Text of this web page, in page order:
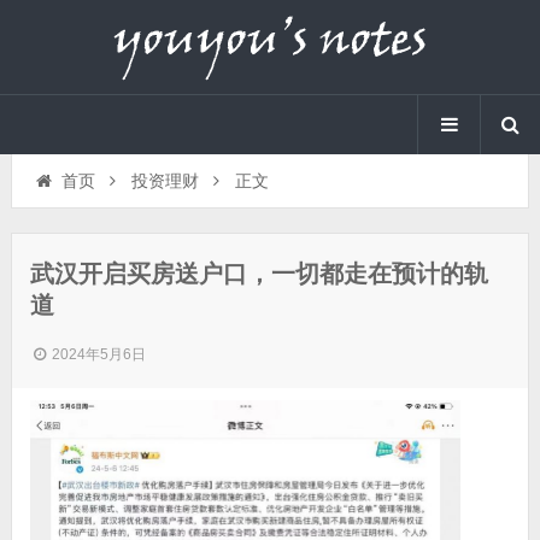
首页 投资理财 正文
武汉开启买房送户口，一切都走在预计的轨
道
2024年5月6日